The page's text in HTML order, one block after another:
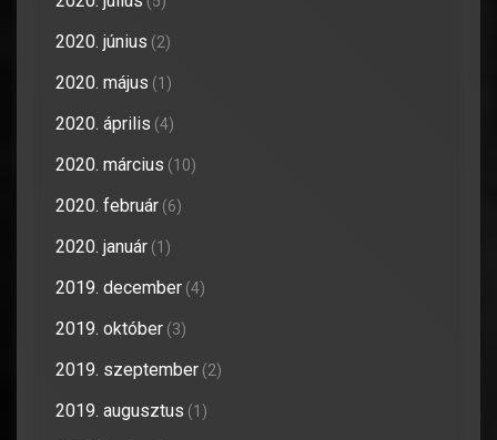
2020. június (2)
2020. május (1)
2020. április (4)
2020. március (10)
2020. február (6)
2020. január (1)
2019. december (4)
2019. október (3)
2019. szeptember (2)
2019. augusztus (1)